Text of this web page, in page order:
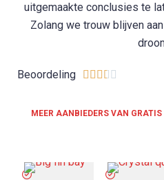
uitgemaakte conclusies te
Zolang we trouw blijven
Beoordeling     
MEER AANBIEDERS VAN